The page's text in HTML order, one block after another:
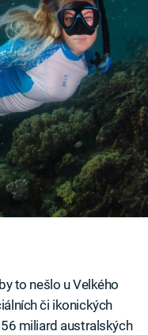
to nešlo u Velkého
či ikonických
miliard australských